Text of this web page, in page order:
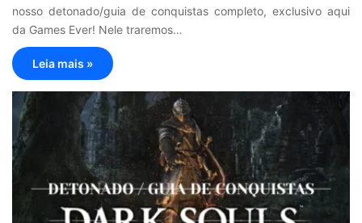
nosso detonado/guia de conquistas completo, exclusivo aqui
da Games Ever! Nele traremos…
Leia mais »